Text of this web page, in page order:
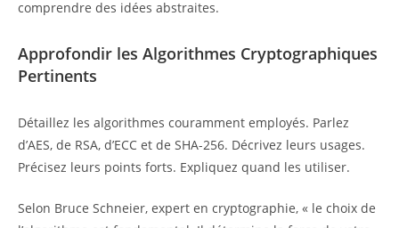
comprendre des idées abstraites.
Approfondir les Algorithmes Cryptographiques
Pertinents
Détaillez les algorithmes couramment employés. Parlez
d’AES, de RSA, d’ECC et de SHA-256. Décrivez leurs usages.
Précisez leurs points forts. Expliquez quand les utiliser.
Selon Bruce Schneier, expert en cryptographie, « le choix de